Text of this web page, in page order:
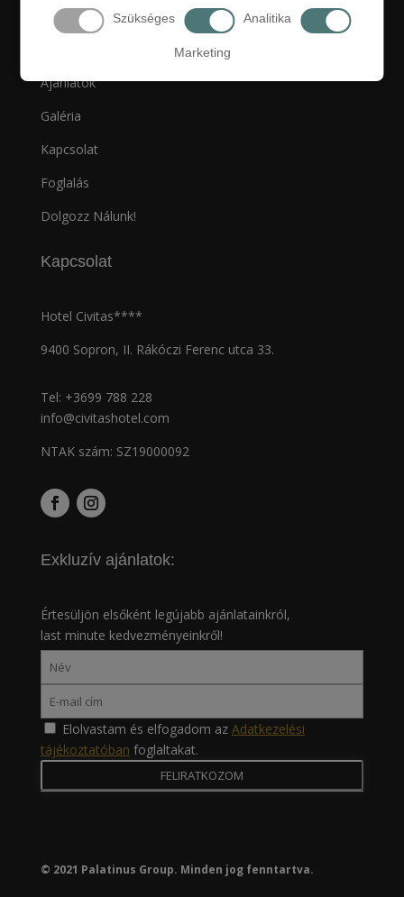
Szükséges Analitika
Marketing
Ajánlatok
Galéria
Kapcsolat
Foglalás
Dolgozz Nálunk!
Kapcsolat
Hotel Civitas****
9400 Sopron, II. Rákóczi Ferenc utca 33.
Tel: +3699 788 228
info@civitashotel.com
NTAK szám: SZ19000092
Exkluzív ajánlatok:
Értesüljön elsőként legújabb ajánlatainkról,
last minute kedvezményeinkről!
Elolvastam és elfogadom az Adatkezelési
tájékoztatóban foglaltakat.
© 2021 Palatinus Group. Minden jog fenntartva.